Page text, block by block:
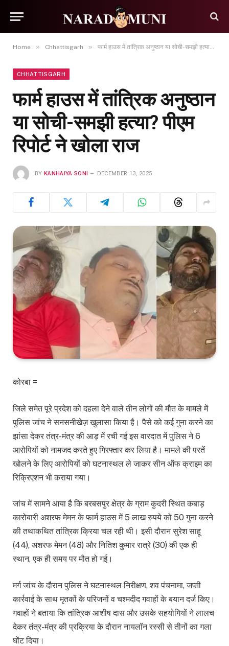
Home » Chhattisgarh » फार्म हाउस में तांत्रिक अनुष्ठान या सोची-समझी हत्या? पीएम रिपोर्ट ने खोला राज
CHHATTISGARH
फार्म हाउस में तांत्रिक अनुष्ठान
या सोची-समझी हत्या? पीएम
रिपोर्ट ने खोला राज
BY KANHAIYA SONI DECEMBER 13, 2025
कोरबा =
जिले समेत पूरे प्रदेश को दहला देने वाले तीन लोगों की मौत के मामले में
पुलिस जांच ने सनसनीखेज़ खुलासा किया है। पैसे को कई गुना करने का
झांसा देकर तंत्र-मंत्र की आड़ में रची गई इस वारदात में पुलिस ने 6
आरोपियों को नामजद करते हुए गिरफ्तार कर लिया है। मामले की परतें
खोलने के लिए आरोपियों को घटनास्थल ले जाकर सीन ऑफ क्राइम का
रिक्रिएशन भी कराया गया।
जांच में सामने आया है कि बरबसपुर क्षेत्र के ग्राम कुदरी स्थित कबाड़
कारोबारी अशरफ मेमन के फार्म हाउस में 5 लाख रुपये को 50 गुना करने
की तथाकथित तांत्रिक क्रिया चल रही थी। इसी दौरान सुरेश साहू
(44), अशरफ मेमन (48) और नितिश कुमार रात्रे (30) की एक ही
स्थान, एक ही समय पर मौत हो गई।
मर्ग जांच के दौरान पुलिस ने घटनास्थल निरीक्षण, शव पंचनामा, जप्ती
कार्रवाई के साथ मृतकों के परिजनों व चश्मदीद गवाहों के बयान दर्ज किए।
गवाहों ने बताया कि तांत्रिक आशीष दास और उसके सहयोगियों ने लालच
देकर तंत्र-मंत्र की प्रक्रिया के दौरान नायलॉन रस्सी से तीनों का गला
घोंट दिया।